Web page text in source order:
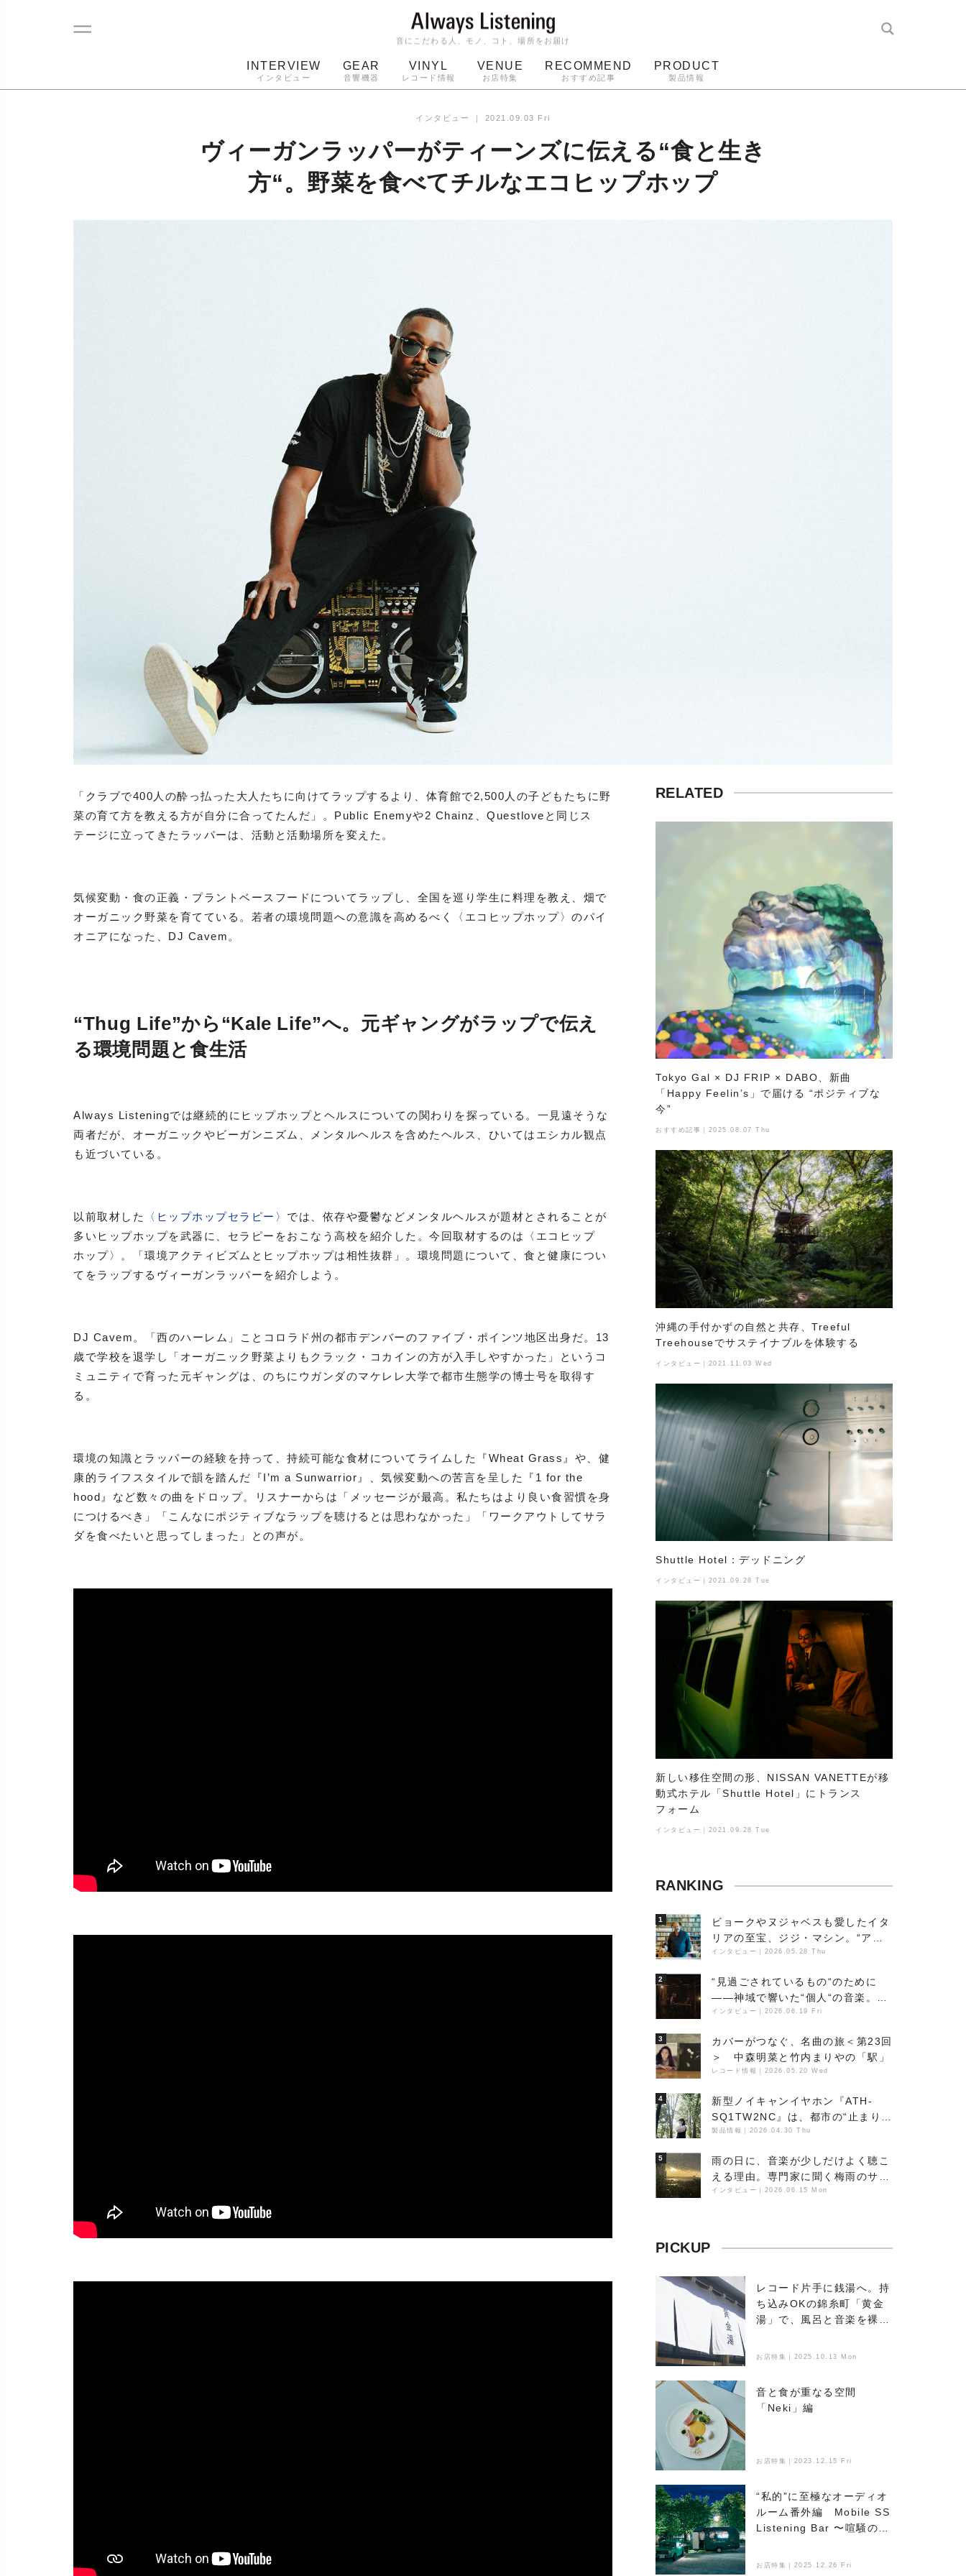
音にこだわる人、モノ、コト、場所をお届け
INTERVIEW
インタビュー
GEAR
音響機器
VINYL
レコード情報
VENUE
お店特集
RECOMMEND
おすすめ記事
PRODUCT
製品情報
ターンテーブル
インタビュー ｜ 2021.09.03 Fri
ヴィーガンラッパーがティーンズに伝える“食と生き
方“。野菜を食べてチルなエコヒップホップ
「クラブで400人の酔っ払った大人たちに向けてラップするより、体育館で2,500人の子どもたちに野
菜の育て方を教える方が自分に合ってたんだ」。Public Enemyや2 Chainz、Questloveと同じス
テージに立ってきたラッパーは、活動と活動場所を変えた。
気候変動・食の正義・プラントベースフードについてラップし、全国を巡り学生に料理を教え、畑で
オーガニック野菜を育てている。若者の環境問題への意識を高めるべく〈エコヒップホップ〉のパイ
オニアになった、DJ Cavem。
“Thug Life”から“Kale Life”へ。元ギャングがラップで伝え
る環境問題と食生活
Always Listeningでは継続的にヒップホップとヘルスについての関わりを探っている。一見遠そうな
両者だが、オーガニックやビーガンニズム、メンタルヘルスを含めたヘルス、ひいてはエシカル観点
も近づいている。
以前取材した 〈ヒップホップセラピー〉 では、依存や憂鬱などメンタルヘルスが題材とされることが
多いヒップホップを武器に、セラピーをおこなう高校を紹介した。今回取材するのは〈エコヒップ
ホップ〉。「環境アクティビズムとヒップホップは相性抜群」。環境問題について、食と健康につい
てをラップするヴィーガンラッパーを紹介しよう。
DJ Cavem。「西のハーレム」ことコロラド州の都市デンバーのファイブ・ポインツ地区出身だ。13
歳で学校を退学し「オーガニック野菜よりもクラック・コカインの方が入手しやすかった」というコ
ミュニティで育った元ギャングは、のちにウガンダのマケレレ大学で都市生態学の博士号を取得す
る。
環境の知識とラッパーの経験を持って、持続可能な食材についてライムした『Wheat Grass』や、健
康的ライフスタイルで韻を踏んだ『I’m a Sunwarrior』、気候変動への苦言を呈した『1 for the
hood』など数々の曲をドロップ。リスナーからは「メッセージが最高。私たちはより良い食習慣を身
につけるべき」「こんなにポジティブなラップを聴けるとは思わなかった」「ワークアウトしてサラ
ダを食べたいと思ってしまった」との声が。
RELATED
Tokyo Gal × DJ FRIP × DABO、新曲
「Happy Feelin’s」で届ける “ポジティブな
今”
おすすめ記事｜2025.08.07 Thu
沖縄の手付かずの自然と共存、Treeful
Treehouseでサステイナブルを体験する
インタビュー｜2021.11.03 Wed
Shuttle Hotel：デッドニング
インタビュー｜2021.09.28 Tue
新しい移住空間の形、NISSAN VANETTEが移
動式ホテル「Shuttle Hotel」にトランス
フォーム
インタビュー｜2021.09.28 Tue
RANKING
1
ビョークやヌジャベスも愛したイタ
リアの至宝、ジジ・マシン。“アン
ビエントの巨匠”が明かす創作の原
景
インタビュー 2026.05.28 Thu
2
“見過ごされているもの“のために
――神域で響いた“個人“の音楽。冥
丁の『赤城 夜神楽』をレポート
インタビュー 2026.06.19 Fri
3
カバーがつなぐ、名曲の旅＜第23回
＞ 中森明菜と竹内まりやの「駅」
レコード情報 2026.05.20 Wed
4
新型ノイキャンイヤホン『ATH-
SQ1TW2NC』は、都市の“止まり
木”になり得るーシンガーソングラ
製品情報 2026.04.30 Thu
5
雨の日に、音楽が少しだけよく聴こ
える理由。専門家に聞く梅雨のサウ
ンドスケープ
インタビュー 2026.06.15 Mon
PICKUP
レコード片手に銭湯へ。持
ち込みOKの錦糸町「黄金
湯」で、風呂と音楽を裸で
お店特集｜2025.10.13 Mon
音と食が重なる空間
「Neki」編
お店特集｜2023.12.15 Fri
“私的”に至極なオーディオ
ルーム番外編 Mobile SS
Listening Bar 〜喧騒のな
る、新たなオアシス〜
お店特集｜2025.12.26 Fri